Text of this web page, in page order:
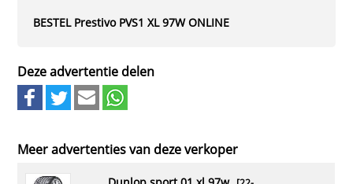
BESTEL Prestivo PVS1 XL 97W ONLINE
Deze advertentie delen
Meer advertenties van deze verkoper